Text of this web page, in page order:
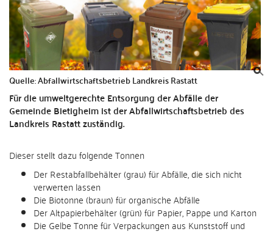
Quelle: Abfallwirtschaftsbetrieb Landkreis Rastatt
Für die umweltgerechte Entsorgung der Abfälle der
Gemeinde Bietigheim ist der Abfallwirtschaftsbetrieb des
Landkreis Rastatt zuständig.
Dieser stellt dazu folgende Tonnen
Der Restabfallbehälter (grau) für Abfälle, die sich nicht
verwerten lassen
Die Biotonne (braun) für organische Abfälle
Der Altpapierbehälter (grün) für Papier, Pappe und Karton
Die Gelbe Tonne für Verpackungen aus Kunststoff und